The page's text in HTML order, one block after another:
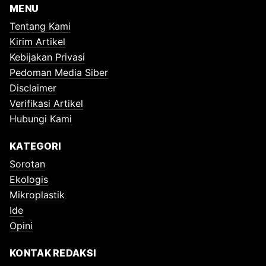
MENU
Tentang Kami
Kirim Artikel
Kebijakan Privasi
Pedoman Media Siber
Disclaimer
Verifikasi Artikel
Hubungi Kami
KATEGORI
Sorotan
Ekologis
Mikroplastik
Ide
Opini
KONTAK REDAKSI